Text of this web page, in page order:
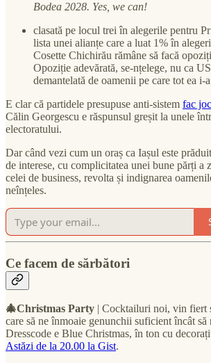
Bodea 2028. Yes, we can!
clasată pe locul trei în alegerile pentru
lista unei alianțe care a luat 1% în
Cosette Chichirău rămâne să facă
Opoziție adevărată, se-nțelege, nu ca
demantelată de oamenii pe care tot ea i-
E clar că partidele presupuse anti-sistem fac
Călin Georgescu e răspunsul greșit la unele
electoratului.
Dar când vezi cum un oraș ca Iașul este
de interese, cu complicitatea unei bune părți a
celei de business, revolta și indignarea
neînțeles.
Ce facem de sărbători
🎄Christmas Party | Cocktailuri noi, vin fiert
care să ne înmoaie genunchii suficient încât să
Dresscode e Blue Christmas, în ton cu
Astăzi de la 20.00 la Gist.